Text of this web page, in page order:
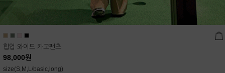
힙업 와이드 카고팬츠
98,000원
size(S,M,L/basic,long)